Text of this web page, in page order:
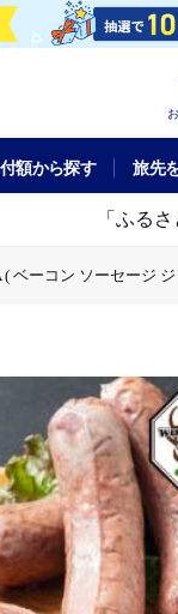
額から探す 旅先
「ふる
ベーコン ソーセージ